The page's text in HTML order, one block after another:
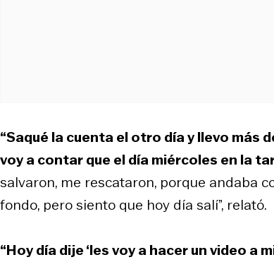
“Saqué la cuenta el otro día y llevo más
voy a contar que el día miércoles en la
salvaron, me rescataron, porque andaba
fondo, pero siento que hoy día salí”, relató.
“Hoy día dije ‘les voy a hacer un video